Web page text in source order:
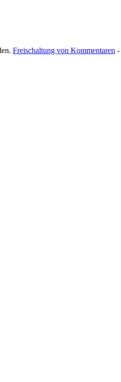
Freischaltung von Kommentaren -